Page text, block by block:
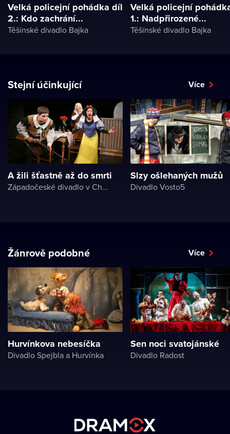
Velká policejní pohádka díl
2.: Kdo zachrání...
Těšínské divadlo Bajka
Velká policejní
1.: Nadpřirozené...
Těšínské divadlo Bajka
Stejní účinkující Více
A žili šťastně až do smrti
Západočeské divadlo v Chebu
Slzy ošlehaných mužů
Divadlo Vosto5
Žánrově podobné Více
Hurvínkova nebesíčka
Divadlo Spejbla a Hurvínka
Sen noci svatojánské
Divadlo Radost